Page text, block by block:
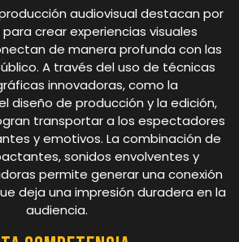
audiovisual destacan por
crear experiencias visuales
de manera profunda con las
A través del uso de técnicas
innovadoras, como la
diseño de producción y la edición,
transportar a los espectadores
y emotivos. La combinación de
sonidos envolventes y
permite generar una conexión
deja una impresión duradera en la
audiencia.